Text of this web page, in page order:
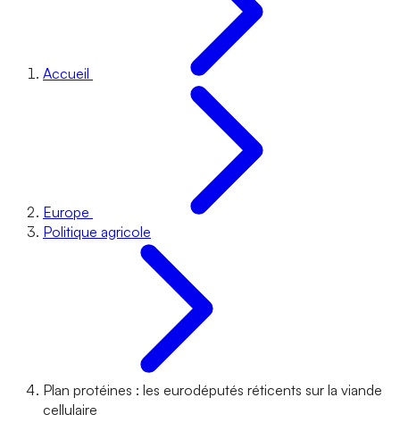
Accueil
Europe
Politique agricole
Plan protéines : les eurodéputés réticents sur la viande
cellulaire